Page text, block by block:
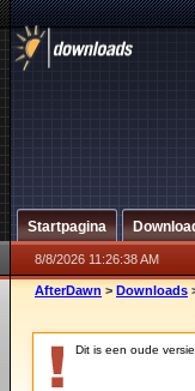
Startpagina
8/8/2026 11:26:38 AM
AfterDawn > Downloads
Dit is een oude